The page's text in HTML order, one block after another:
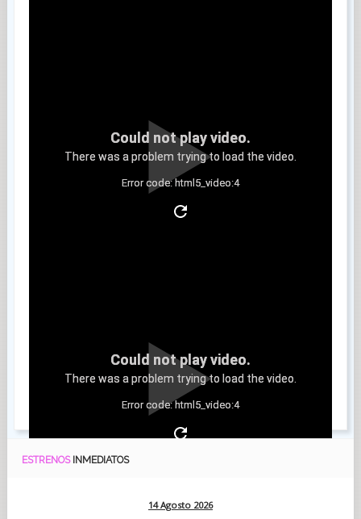
Could not play video.
There was a problem trying to load the video.
Error code: html5_video:4
Could not play video.
There was a problem trying to load the video.
Error code: html5_video:4
ESTRENOS INMEDIATOS
14 Agosto 2026